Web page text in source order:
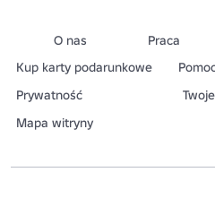
O nas Praca
Kup karty podarunkowe
Prywatność
Mapa witryny